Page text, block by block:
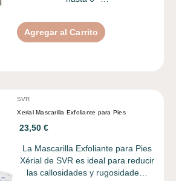
Agregar al Carrito
SVR
Xerial Mascarilla Exfoliante para Pies
23,50 €
La Mascarilla Exfoliante para Pies
Xérial de SVR es ideal para reducir
las callosidades y rugosidade…